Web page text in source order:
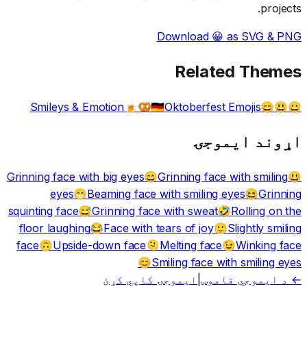
projects.
Download 😀 as SVG & PNG
Related Themes
😀😃😄
Smileys & Emotion🍺🥨🇩🇪Oktoberfest Emojis
اړوند ایموجۍ
😃
Grinning face with big eyes😄Grinning face with smiling
eyes😁Beaming face with smiling eyes😆Grinning
squinting face😅Grinning face with sweat🤣Rolling on the
floor laughing😂Face with tears of joy🙂Slightly smiling
face🙃Upside-down face🫠Melting face😉Winking face
😊Smiling face with smiling eyes
← د ایموجي قاموس ایموجۍ کاپي کړئ